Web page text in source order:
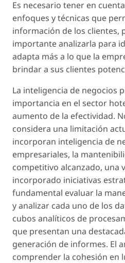
Es necesario tener en
enfoques y técnicas que
información de los clientes,
importante analizarla para
adapta más a lo que la
brindar a sus clientes
La inteligencia de negocios
importancia en el sector
aumento de la efectividad.
considera una limitación
incorporan inteligencia de
empresariales, la
competitivo alcanzado, una
incorporado iniciativas
fundamental evaluar la
y analizar cada uno de los
cubos analíticos de
que presentan una
generación de informes. El
comprender la cohesión en